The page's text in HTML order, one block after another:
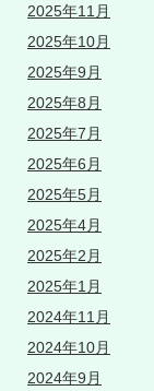
2025年11月
2025年10月
2025年9月
2025年8月
2025年7月
2025年6月
2025年5月
2025年4月
2025年2月
2025年1月
2024年11月
2024年10月
2024年9月